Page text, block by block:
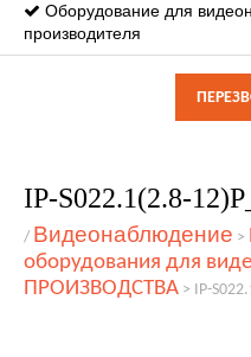
Оборудование для
производителя
IP-S022.1(2.8-
/ Видеонаблюдение >
оборудования для
ПРОИЗВОДСТВА > IP-